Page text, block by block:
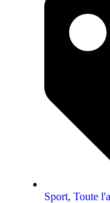
Sport, Toute